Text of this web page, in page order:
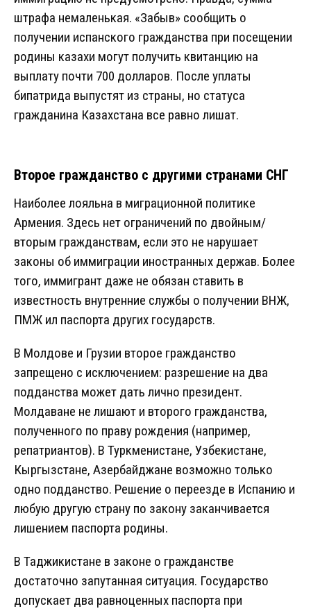
штрафа немаленькая. «Забыв» сообщить о
получении испанского гражданства при посещении
родины казахи могут получить квитанцию на
выплату почти 700 долларов. После уплаты
бипатрида выпустят из страны, но статуса
гражданина Казахстана все равно лишат.
Второе гражданство с другими странами СНГ
Наиболее лояльна в миграционной политике
Армения. Здесь нет ограничений по двойным/
вторым гражданствам, если это не нарушает
законы об иммиграции иностранных держав. Более
того, иммигрант даже не обязан ставить в
известность внутренние службы о получении ВНЖ,
ПМЖ ил паспорта других государств.
В Молдове и Грузии второе гражданство
запрещено с исключением: разрешение на два
подданства может дать лично президент.
Молдаване не лишают и второго гражданства,
полученного по праву рождения (например,
репатриантов). В Туркменистане, Узбекистане,
Кыргызстане, Азербайджане возможно только
одно подданство. Решение о переезде в Испанию и
любую другую страну по закону заканчивается
лишением паспорта родины.
В Таджикистане в законе о гражданстве
достаточно запутанная ситуация. Государство
допускает два равноценных паспорта при